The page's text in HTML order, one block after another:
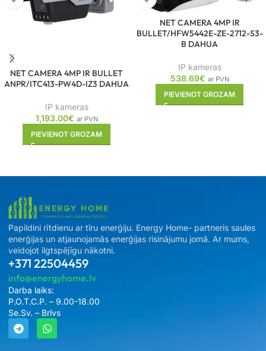
NET CAMERA 4MP IR BULLET
ANPR/ITC413-PW4D-IZ3 DAHUA
IP kameras
1,193.00€ ar PVN
PIEVIENOT GROZAM
NET CAMERA 4MP IR
BULLET/HFW5442E-ZE-2712-S3-
B DAHUA
IP kameras
538.69€ ar PVN
PIEVIENOT GROZAM
Papildini rītdienu ar tīru enerģiju. Energy Home- partneris saules
enerģijas un atjaunojamās enerģijas risinājumu jomā. Ar mums,
veidojot ilgtspējīgu nākotni.
+371 22504459
info@energyhome.lv
Darba laiks:
P.O.T.C.P. – 9.00-18.00
Se.Sv. – Brīvs